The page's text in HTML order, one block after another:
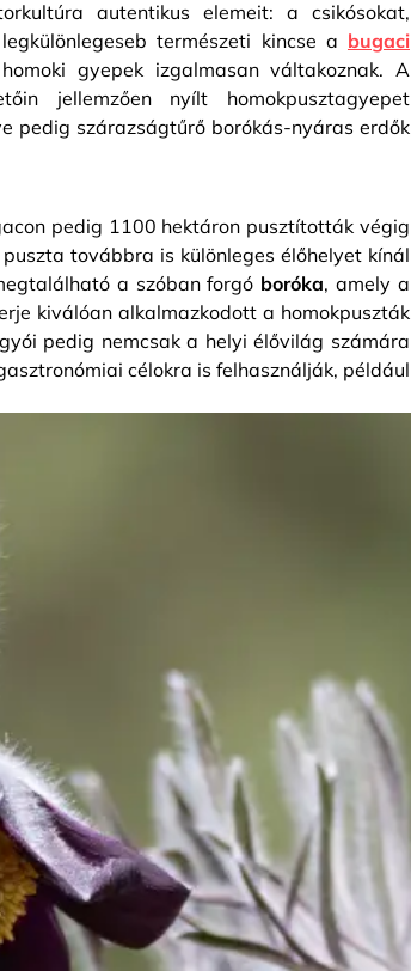
autentikus elemeit: a csikósokat,
természeti kincse a bugaci
gyepek izgalmasan váltakoznak. A
jellemzően nyílt homokpusztagyepet
pedig szárazságtűrő borókás-nyáras erdők
pedig 1100 hektáron pusztították végig
továbbra is különleges élőhelyet kínál
a szóban forgó boróka, amely a
kiválóan alkalmazkodott a homokpuszták
pedig nemcsak a helyi élővilág számára
célokra is felhasználják, például